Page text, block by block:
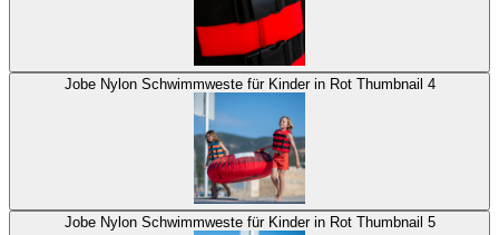
Jobe Nylon Schwimmweste für Kinder in Rot Thumbnail 4
Jobe Nylon Schwimmweste für Kinder in Rot Thumbnail 5